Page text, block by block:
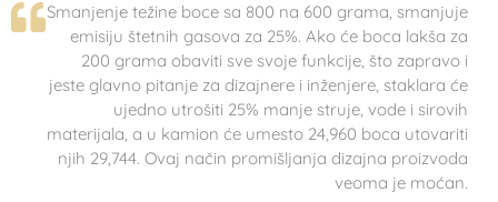
Smanjenje težine boce sa 800 na 600 grama, smanjuje
emisiju štetnih gasova za 25%. Ako će boca lakša za
200 grama obaviti sve svoje funkcije, što zapravo i
jeste glavno pitanje za dizajnere i inženjere, staklara će
ujedno utrošiti 25% manje struje, vode i sirovih
materijala, a u kamion će umesto 24,960 boca utovariti
njih 29,744. Ovaj način promišljanja dizajna proizvoda
veoma je moćan.